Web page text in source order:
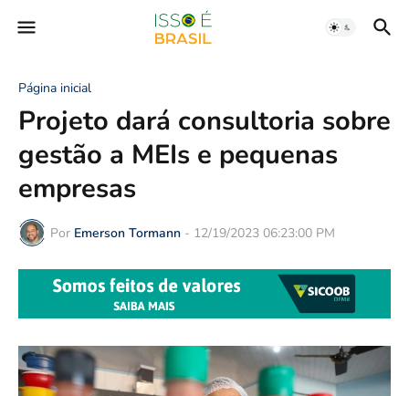
Página inicial
Projeto dará consultoria sobre
gestão a MEIs e pequenas
empresas
Por Emerson Tormann - 12/19/2023 06:23:00 PM